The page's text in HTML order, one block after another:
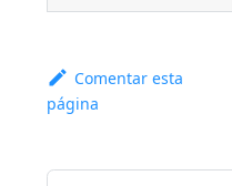
Comentar esta
página